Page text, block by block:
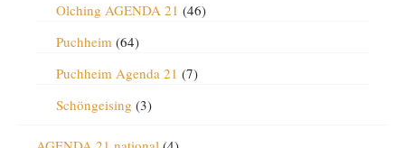
Olching AGENDA 21 (46)
Puchheim(64)
Puchheim Agenda 21 (7)
Schöngeising (3)